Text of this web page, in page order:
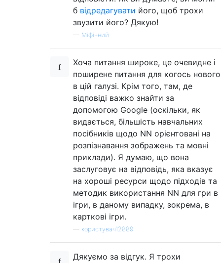
б відредагувати його, щоб трохи
звузити його? Дякую!
— Міфічний
Хоча питання широке, це очевидне і
поширене питання для когось нового
в цій галузі. Крім того, там, де
відповіді важко знайти за
допомогою Google (оскільки, як
видається, більшість навчальних
посібників щодо NN орієнтовані на
розпізнавання зображень та мовні
приклади). Я думаю, що вона
заслуговує на відповідь, яка вказує
на хороші ресурси щодо підходів та
методик використання NN для гри в
ігри, в даному випадку, зокрема, в
карткові ігри.
користувач12889
Дякуємо за відгук. Я трохи